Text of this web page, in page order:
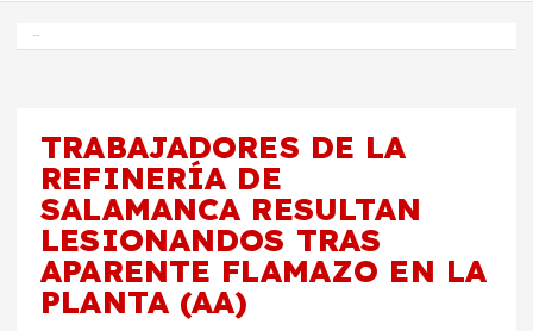
TRABAJADORES DE LA
REFINERÍA DE
SALAMANCA RESULTAN
LESIONANDOS TRAS
APARENTE FLAMAZO EN LA
PLANTA (AA)